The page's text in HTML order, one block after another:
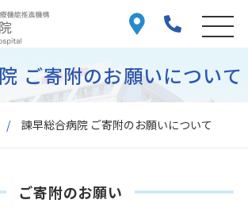
諫早総合病院 ご寄附のお願いについて
ご寄附のお願いについて
ご寄附のお願い